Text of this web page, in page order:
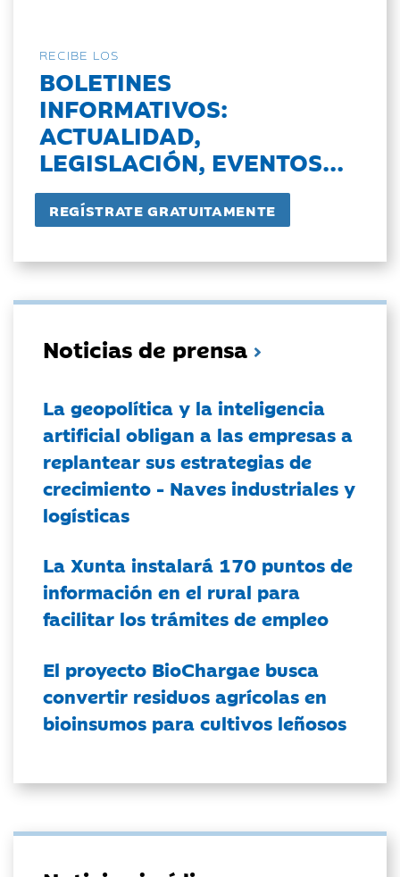
RECIBE LOS
BOLETINES
INFORMATIVOS:
ACTUALIDAD,
LEGISLACIÓN, EVENTOS...
Noticias de prensa
La geopolítica y la inteligencia
artificial obligan a las empresas a
replantear sus estrategias de
crecimiento - Naves industriales y
logísticas
La Xunta instalará 170 puntos de
información en el rural para
facilitar los trámites de empleo
El proyecto BioChargae busca
convertir residuos agrícolas en
bioinsumos para cultivos leñosos